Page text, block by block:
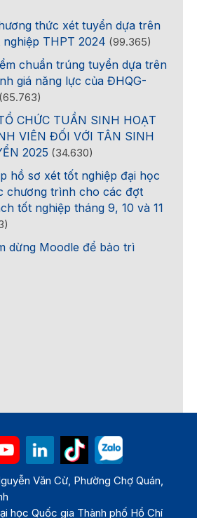
thức xét tuyển dựa trên
THPT 2024 (99.365)
chuẩn trúng tuyển dựa trên
giá năng lực của ĐHQG-
(65.763)
CHỨC TUẦN SINH HOẠT
VIÊN ĐỐI VỚI TÂN SINH
2025 (34.630)
hồ sơ xét tốt nghiệp đại học
chương trình cho các đợt
tốt nghiệp tháng 9, 10 và 11
dừng Moodle để bảo trì
Văn Cừ, Phường Chợ Quán,
học Quốc gia Thành phố Hồ Chí